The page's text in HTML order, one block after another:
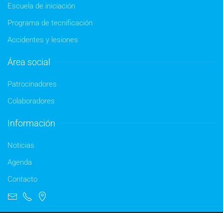
Escuela de iniciación
Programa de tecnificación
Accidentes y lesiones
Área social
Patrocinadores
Colaboradores
Información
Noticias
Agenda
Contacto